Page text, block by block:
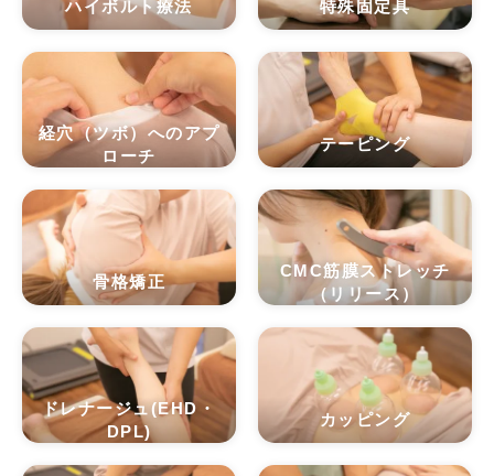
ハイボルト療法 特殊固定具
経穴（ツボ）へのアプ
ローチ
テーピング
骨格矯正
CMC筋膜ストレッチ
（リリース）
ドレナージュ(EHD・
DPL)
カッピング